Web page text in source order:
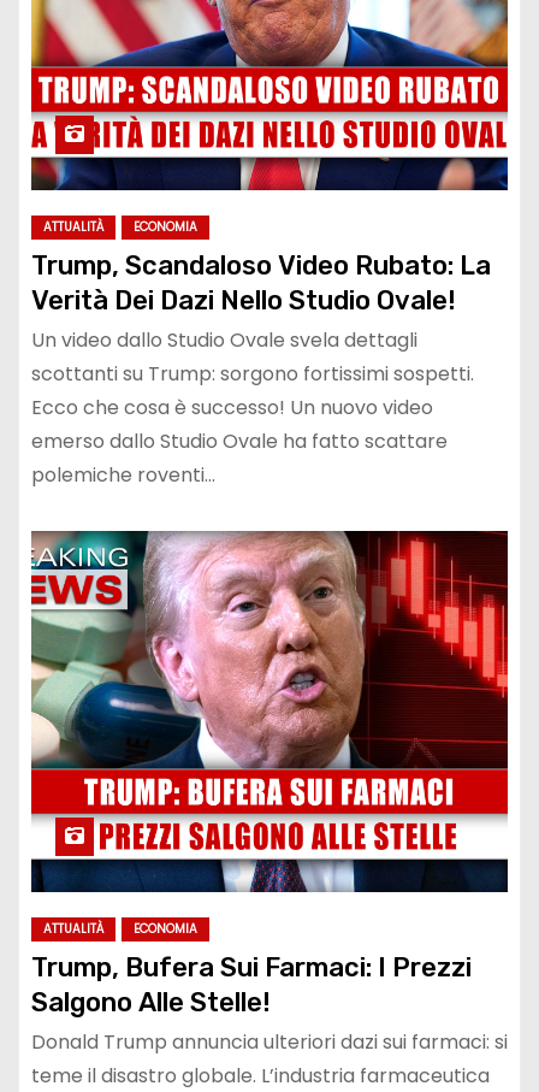
ATTUALITÀ ECONOMIA
Trump, Scandaloso Video Rubato: La
Verità Dei Dazi Nello Studio Ovale!
Un video dallo Studio Ovale svela dettagli
scottanti su Trump: sorgono fortissimi sospetti.
Ecco che cosa è successo! Un nuovo video
emerso dallo Studio Ovale ha fatto scattare
polemiche roventi…
ATTUALITÀ ECONOMIA
Trump, Bufera Sui Farmaci: I Prezzi
Salgono Alle Stelle!
Donald Trump annuncia ulteriori dazi sui farmaci: si
teme il disastro globale. L’industria farmaceutica